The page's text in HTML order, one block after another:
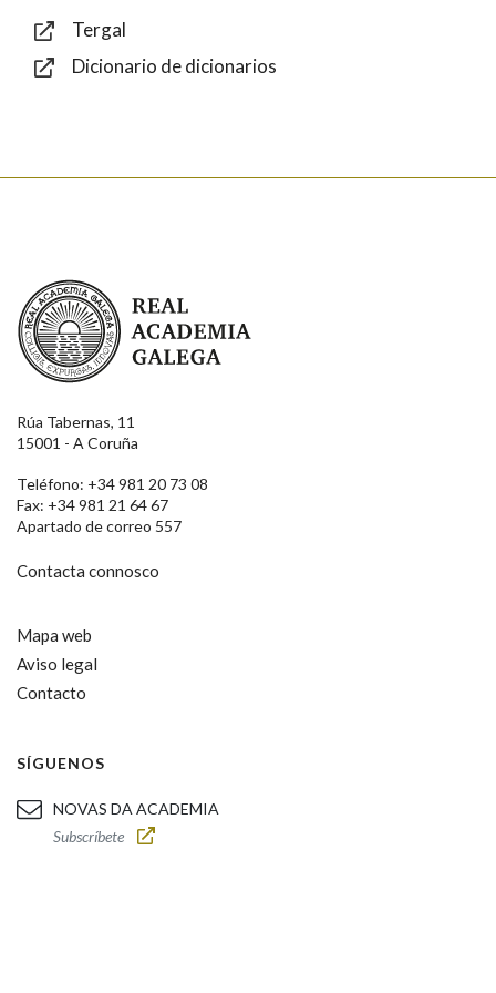
Tergal
Dicionario de dicionarios
Real Academia Galega
Rúa Tabernas, 11
15001 - A Coruña
Teléfono: +34 981 20 73 08
Fax: +34 981 21 64 67
Apartado de correo 557
Contacta connosco
Mapa web
Aviso legal
Contacto
SÍGUENOS
NOVAS DA ACADEMIA
Subscríbete